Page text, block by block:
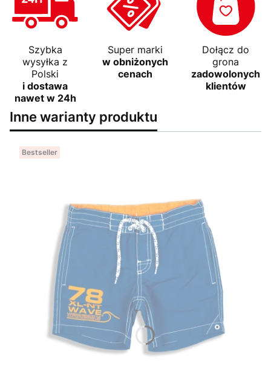
Szybka
wysyłka z
Polski
i dostawa
nawet w 24h
Super marki
w obniżonych
cenach
Dołącz do
grona
zadowolonych
klientów
Inne warianty produktu
Bestseller